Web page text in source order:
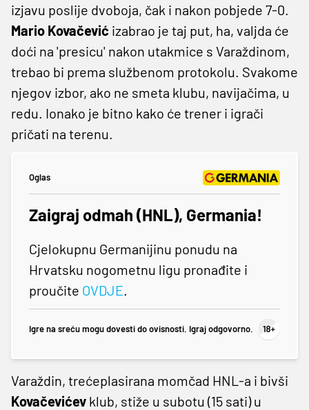
izjavu poslije dvoboja, čak i nakon pobjede 7-0.
Mario Kovačević izabrao je taj put, ha, valjda će
doći na 'presicu' nakon utakmice s Varaždinom,
trebao bi prema službenom protokolu. Svakome
njegov izbor, ako ne smeta klubu, navijačima, u
redu. Ionako je bitno kako će trener i igrači
pričati na terenu.
Oglas
Zaigraj odmah (HNL), Germania!
Cjelokupnu Germanijinu ponudu na
Hrvatsku nogometnu ligu pronađite i
proučite OVDJE.
Igre na sreću mogu dovesti do ovisnosti. Igraj odgovorno.
Varaždin, trećeplasirana momčad HNL-a i bivši
Kovačevićev klub, stiže u subotu (15 sati) u